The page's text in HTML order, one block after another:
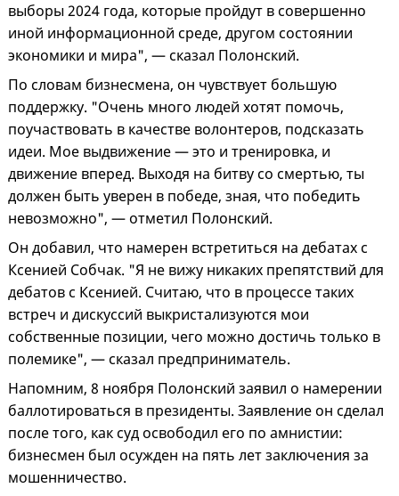
выборы 2024 года, которые пройдут в совершенно
иной информационной среде, другом состоянии
экономики и мира", — сказал Полонский.
По словам бизнесмена, он чувствует большую
поддержку. "Очень много людей хотят помочь,
поучаствовать в качестве волонтеров, подсказать
идеи. Мое выдвижение — это и тренировка, и
движение вперед. Выходя на битву со смертью, ты
должен быть уверен в победе, зная, что победить
невозможно", — отметил Полонский.
Он добавил, что намерен встретиться на дебатах с
Ксенией Собчак. "Я не вижу никаких препятствий для
дебатов с Ксенией. Считаю, что в процессе таких
встреч и дискуссий выкристализуются мои
собственные позиции, чего можно достичь только в
полемике", — сказал предприниматель.
Напомним, 8 ноября Полонский заявил о намерении
баллотироваться в президенты. Заявление он сделал
после того, как суд освободил его по амнистии:
бизнесмен был осужден на пять лет заключения за
мошенничество.